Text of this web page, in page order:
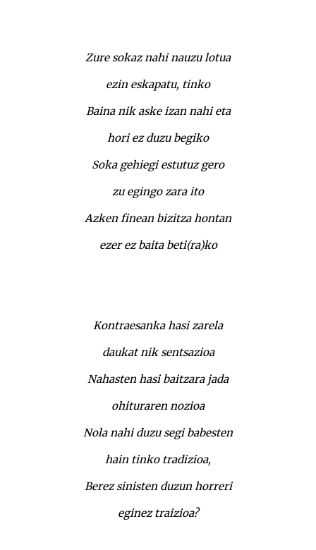
Zure sokaz nahi nauzu lotua
ezin eskapatu, tinko
Baina nik aske izan nahi eta
hori ez duzu begiko
Soka gehiegi estutuz gero
zu egingo zara ito
Azken finean bizitza hontan
ezer ez baita beti(ra)ko
Kontraesanka hasi zarela
daukat nik sentsazioa
Nahasten hasi baitzara jada
ohituraren nozioa
Nola nahi duzu segi babesten
hain tinko tradizioa,
Berez sinisten duzun horreri
eginez traizioa?